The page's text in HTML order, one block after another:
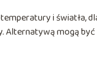
i światła,
Alternatywą mogą